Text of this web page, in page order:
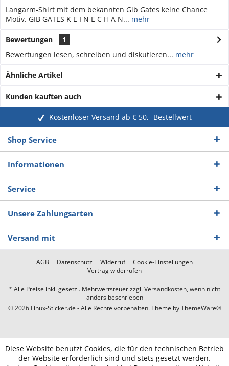
Langarm-Shirt mit dem bekannten Gib Gates keine Chance
Motiv. GIB GATES K E I N E C H A N... mehr
Bewertungen
1
Bewertungen lesen, schreiben und diskutieren... mehr
Ähnliche Artikel
Kunden kauften auch
Kostenloser Versand ab € 50,- Bestellwert
Shop Service
Informationen
Service
Unsere Zahlungsarten
Versand mit
AGB Datenschutz Widerruf
Cookie-Einstellungen
Vertrag widerrufen
* Alle Preise inkl. gesetzl. Mehrwertsteuer zzgl.Versandkosten, wenn nicht
anders beschrieben
© 2026 Linux-Sticker.de - Alle Rechte vorbehalten. Theme byThemeWare®
Diese Website benutzt Cookies, die für den technischen Betrieb
der Website erforderlich sind und stets gesetzt werden.